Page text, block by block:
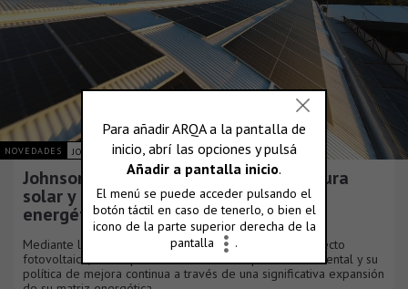
NOVEDADES JOHNSON ACERO S.A.
Johnson Acero duplica su infraestructura
solar y consolida su plan de eficiencia
energética
Mediante la culminación de una nueva fase de su proyecto
fotovoltaico, la compañía reafirma su compromiso ambiental y su
política de mejora continua a través de una significativa expansión